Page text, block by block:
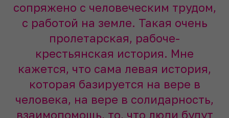
сопряжено с человеческим трудом,
с работой на земле. Такая очень
пролетарская, рабоче-
крестьянская история. Мне
кажется, что сама левая история,
которая базируется на вере в
человека, на вере в солидарность,
взаимопомощь, то, что люди будут